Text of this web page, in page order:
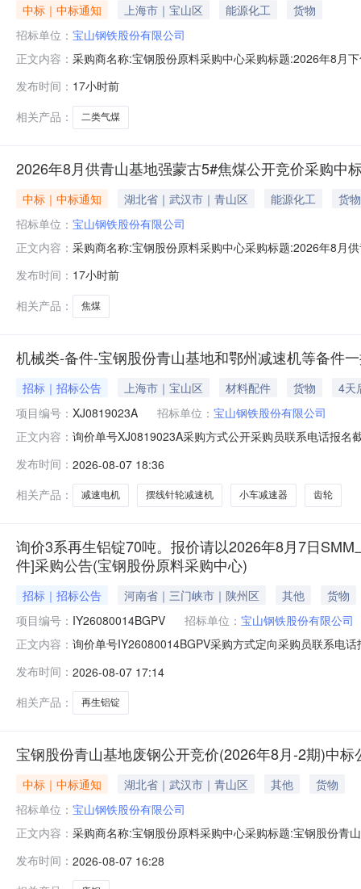
中标｜中标通知 上海市｜宝山区 能源化工
货物
招标单位： 宝山钢铁股份有限公司
正文内容： 采购商名称:宝钢股份原料采购中心采购标题:2026年8月
发布时间： 17小时前
相关产品：
二类气煤
2026年8月供青山基地强蒙古5#焦煤公开竞价采购中
中标｜中标通知 湖北省｜武汉市｜青山区 能源化工
货物
招标单位： 宝山钢铁股份有限公司
正文内容： 采购商名称:宝钢股份原料采购中心采购标题:2026年8月
发布时间： 17小时前
相关产品：
焦煤
机械类-备件-宝钢股份青山基地和鄂州减速机等备件
招标｜招标公告 上海市｜宝山区 材料配件 货物
4天
项目编号： XJ0819023A 招标单位： 宝山钢铁股份有限公司
正文内容： 询价单号XJ0819023A采购方式公开采购员联系电话报
比:187;外形尺寸:中心高:290mm;原制造商:常州市武进
发布时间： 2026-08-07 18:36
相关产品：
减速电机 摆线针轮减速机 小车减速器 齿轮
询价3系再生铝锭70吨。报价请以2026年8月7日
件]采购公告(宝钢股份原料采购中心)
招标｜招标公告 河南省｜三门峡市｜陕州区 其他
货物
项目编号： IY26080014BGPV 招标单位： 宝山钢铁股份有限公司
正文内容： 询价单号IY26080014BGPV采购方式定向采购员联系电
额度：0.0元三、商务条款：定价说明：湿公吨。限价类
发布时间： 2026-08-07 17:14
相关产品：
再生铝锭
宝钢股份青山基地废钢公开竞价(2026年8月-2期)中标
中标｜中标通知 湖北省｜武汉市｜青山区 其他
货物
招标单位： 宝山钢铁股份有限公司
正文内容： 采购商名称:宝钢股份原料采购中心采购标题:宝钢股份青
发布时间： 2026-08-07 16:28